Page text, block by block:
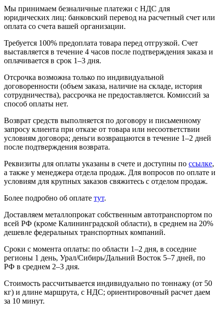
Мы принимаем безналичные платежи с НДС для
юридических лиц: банковский перевод на расчетный счет или
оплата со счета вашей организации.
Требуется 100% предоплата товара перед отгрузкой. Счет
выставляется в течение 4 часов после подтверждения заказа и
оплачивается в срок 1–3 дня.
Отсрочка возможна только по индивидуальной
договоренности (объем заказа, наличие на складе, история
сотрудничества), рассрочка не предоставляется. Комиссий за
способ оплаты нет.
Возврат средств выполняется по договору и письменному
запросу клиента при отказе от товара или несоответствии
условиям договора; деньги возвращаются в течение 1–2 дней
после подтверждения возврата.
Реквизиты для оплаты указаны в счете и доступны по ссылке,
а также у менеджера отдела продаж. Для вопросов по оплате и
условиям для крупных заказов свяжитесь с отделом продаж.
Более подробно об оплате тут.
Доставляем металлопрокат собственным автотранспортом по
всей РФ (кроме Калининградской области), в среднем на 20%
дешевле федеральных транспортных компаний.
Сроки с момента оплаты: по области 1–2 дня, в соседние
регионы 1 день, Урал/Сибирь/Дальний Восток 5–7 дней, по
РФ в среднем 2–3 дня.
Стоимость рассчитывается индивидуально по тоннажу (от 50
кг) и длине маршрута, с НДС; ориентировочный расчет даем
за 10 минут.